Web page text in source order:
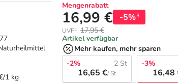
1 kg
Mengenrabatt
16,99 € -5%3
UVP¹ 17,95 €
Artikel verfügbar
Mehr kaufen, mehr sparen
-2%
2 St
16,65 €/ St
-3%
16,48